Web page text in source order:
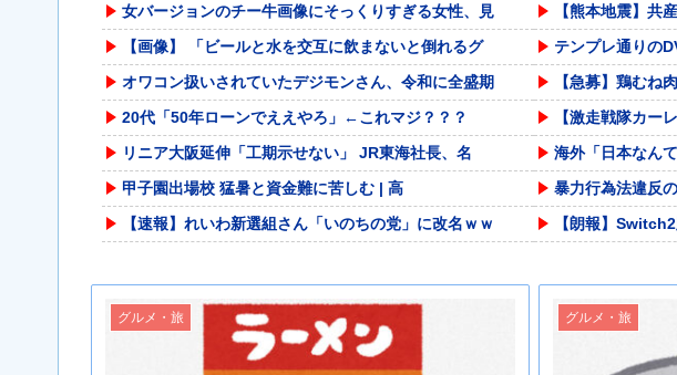
女バージョンのチー牛画像にそっくりすぎる女性、見
【熊本地震】共
【画像】 「ビールと水を交互に飲まないと倒れるグ
テンプレ通りの
オワコン扱いされていたデジモンさん、令和に全盛期
【急募】鶏むね
20代「50年ローンでええやろ」←これマジ？？？
【激走戦隊カー
リニア大阪延伸「工期示せない」 JR東海社長、名
海外「日本なん
甲子園出場校 猛暑と資金難に苦しむ | 高
暴力行為法違反
【速報】れいわ新選組さん「いのちの党」に改名ｗｗ
【朗報】
【悲報】 おわり。
エッセイスト「
被災地・熊本、泥酔者の通報が止まらず県警が異例の
「≠ME(ノット
グルメ・旅 グルメ・旅